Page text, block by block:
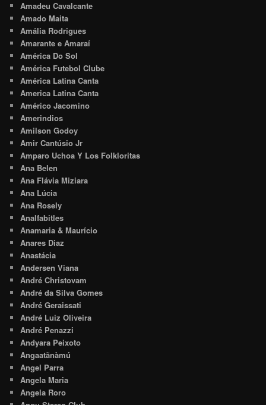
Amadeu Cavalcante
Amado Maita
Amália Rodrigues
Amarante e Amaraí
América Do Sol
América Futebol Clube
América Latina Canta
America Latina Canta
Américo Jacomino
Amerindios
Amilson Godoy
Amir Cantúsio Jr
Amparo Uchoa Y Los Folkloritas
Ana Belen
Ana Flávia Miziara
Ana Lúcia
Ana Rosely
Analfabitles
Anamaria & Maurício
Anares Diaz
Anastácia
Andersen Viana
André Christovam
André da Silva Gomes
André Geraissati
André Luiz Oliveira
André Penazzi
Andyara Peixoto
Angaatãnàmú
Angel Parra
Angela Maria
Angela Roro